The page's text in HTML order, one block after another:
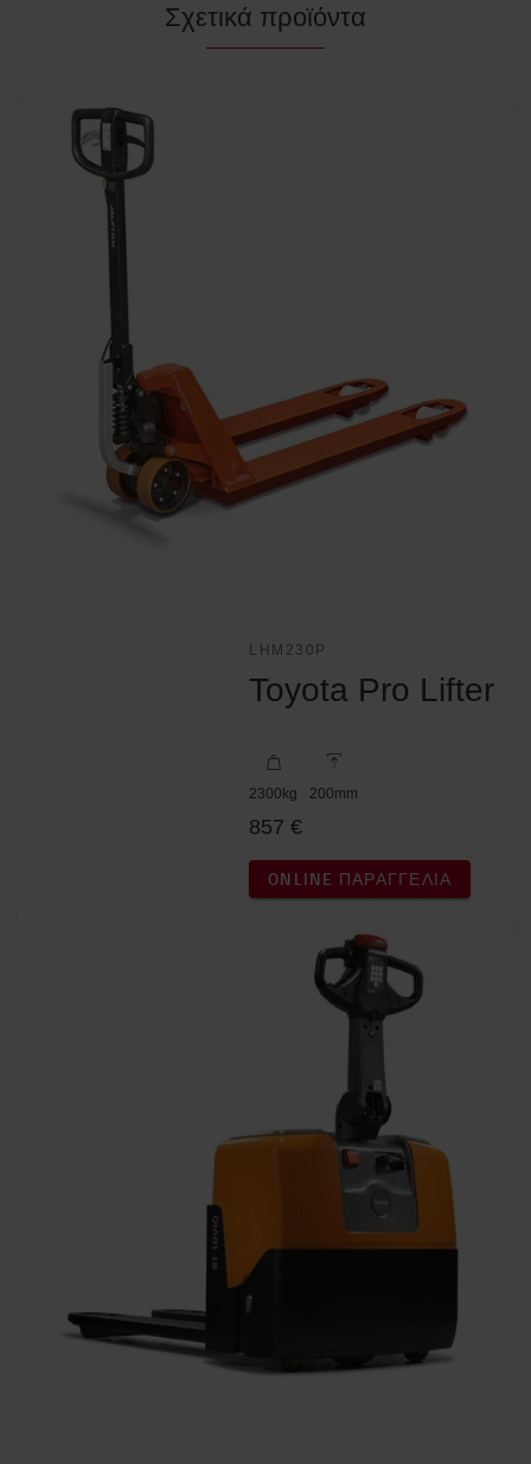
Σχετικά προϊόντα
LHM230P
Toyota Pro Lifter
2300kg 200mm
857 €
ONLINE ΠΑΡΑΓΓΕΛΊΑ